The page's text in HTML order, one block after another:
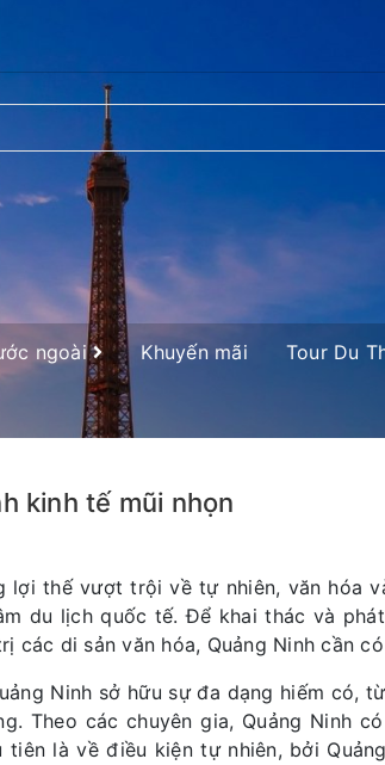
ngoài Khuyến mãi Tour Du
kinh tế mũi nhọn
lợi thế vượt trội về tự nhiên, văn hóa
du lịch quốc tế. Để khai thác và
các di sản văn hóa, Quảng Ninh cần
Ninh sở hữu sự đa dạng hiếm có,
Theo các chuyên gia, Quảng Ninh
là về điều kiện tự nhiên, bởi